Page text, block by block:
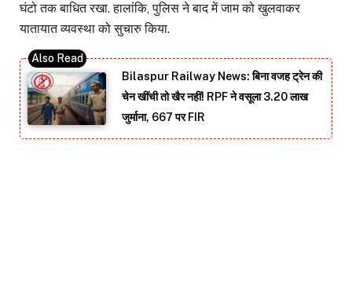
घंटो तक बाधित रखा. हालांकि, पुलिस ने बाद में जाम को खुलवाकर
यातायात व्यवस्था को सुचारु किया.
Bilaspur Railway News: बिना वजह ट्रेन की
चेन खींची तो खैर नहीं! RPF ने वसूला 3.20 लाख
जुर्माना, 667 पर FIR